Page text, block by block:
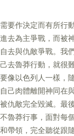
要作決定而有所行
去為主爭戰，而被
去與仇敵爭戰。我
去魯莽行動，就很
像以色列人一樣，
己肉體離開神同在
仇敵完全毀滅。最
魯莽行事，面對每
領，完全聽從跟